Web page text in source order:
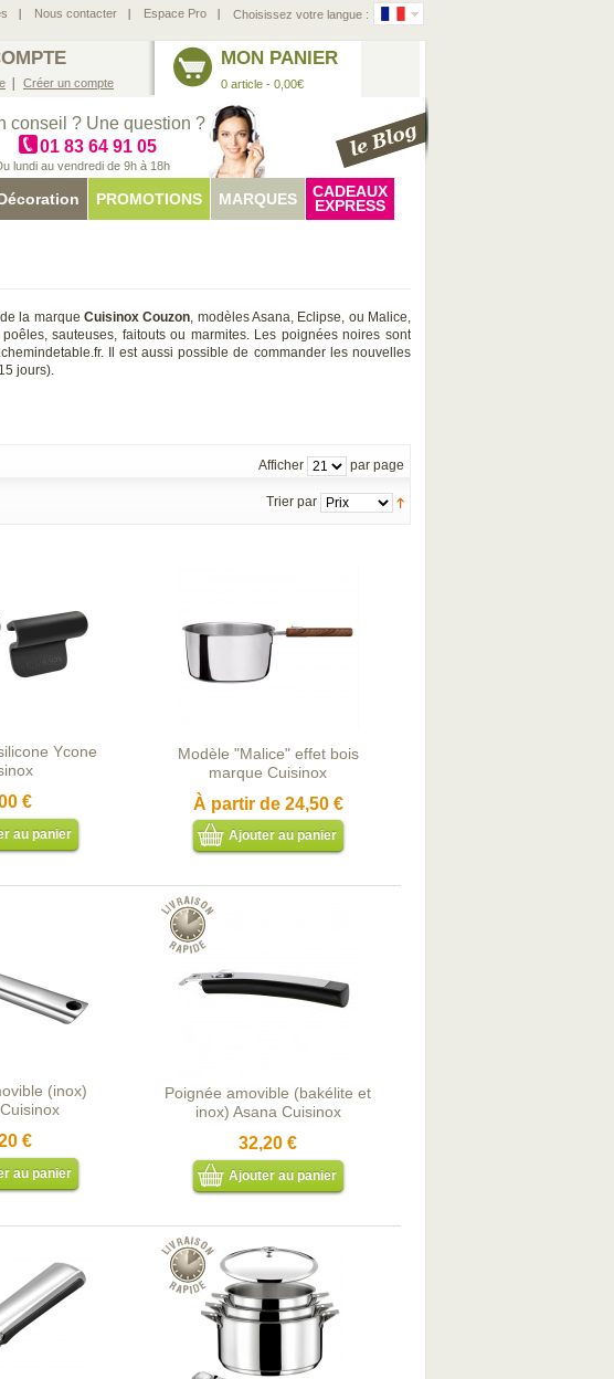
Nous contacter Espace Pro Choisissez votre langue :
Créer un compte
MON PANIER
0 article - 0,00€
conseil ? Une question ?
01 83 64 91 05
lundi au vendredi de 9h à 18h
PROMOTIONS MARQUES
CADEAUX
EXPRESS
la marque Cuisinox Couzon, modèles Asana, Eclipse, ou Malice,
sauteuses, faitouts ou marmites. Les poignées noires sont
Il est aussi possible de commander les nouvelles
jours).
Afficher par page
Trier par
Ycone
€
au panier
Modèle "Malice" effet bois
marque Cuisinox
À partir de 24,50 €
Ajouter au panier
(inox)
€
au panier
Poignée amovible (bakélite et
inox) Asana Cuisinox
32,20 €
Ajouter au panier